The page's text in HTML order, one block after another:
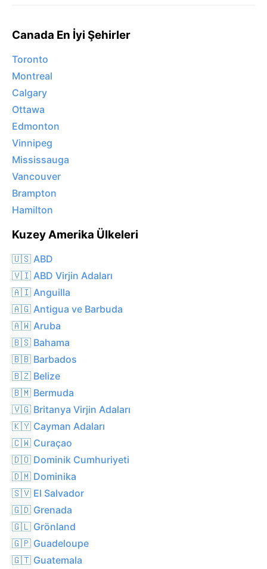
Canada En İyi Şehirler
Toronto
Montreal
Calgary
Ottawa
Edmonton
Vinnipeg
Mississauga
Vancouver
Brampton
Hamilton
Kuzey Amerika Ülkeleri
🇺🇸 ABD
🇻🇮 ABD Virjin Adaları
🇦🇮 Anguilla
🇦🇬 Antigua ve Barbuda
🇦🇼 Aruba
🇧🇸 Bahama
🇧🇧 Barbados
🇧🇿 Belize
🇧🇲 Bermuda
🇻🇬 Britanya Virjin Adaları
🇰🇾 Cayman Adaları
🇨🇼 Curaçao
🇩🇴 Dominik Cumhuriyeti
🇩🇲 Dominika
🇸🇻 El Salvador
🇬🇩 Grenada
🇬🇱 Grönland
🇬🇵 Guadeloupe
🇬🇹 Guatemala